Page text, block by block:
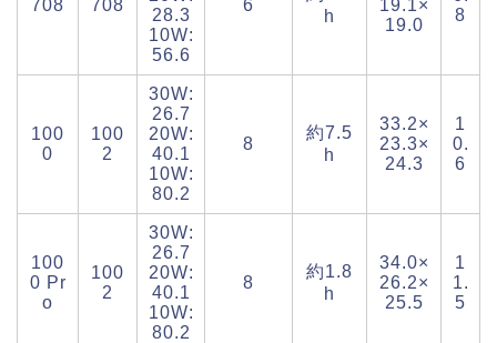
708 708
28.3
10W:
56.6
6
h
19.1×
19.0
8
100
0
100
2
30W:
26.7
20W:
40.1
10W:
80.2
8
約7.5
h
33.2×
23.3×
24.3
1
0.
6
100
0 Pr
o
100
2
30W:
26.7
20W:
40.1
10W:
80.2
8
約1.8
h
34.0×
26.2×
25.5
1
1.
5